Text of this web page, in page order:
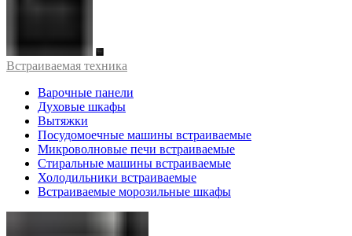
Встраиваемая техника
Варочные панели
Духовые шкафы
Вытяжки
Посудомоечные машины встраиваемые
Микроволновые печи встраиваемые
Стиральные машины встраиваемые
Холодильники встраиваемые
Встраиваемые морозильные шкафы